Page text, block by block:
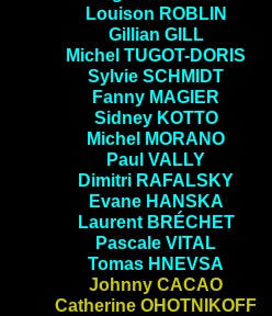
Louison ROBLIN
Gillian GILL
Michel TUGOT-DORIS
Sylvie SCHMIDT
Fanny MAGIER
Sidney KOTTO
Michel MORANO
Paul VALLY
Dimitri RAFALSKY
Evane HANSKA
Laurent BRÉCHET
Pascale VITAL
Tomas HNEVSA
Johnny CACAO
Catherine OHOTNIKOFF